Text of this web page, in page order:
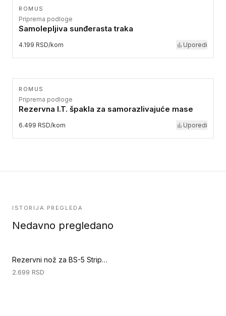
ROMUS
Priprema podloge
Samolepljiva sunđerasta traka
4.199 RSD/kom Uporedi
ROMUS
Priprema podloge
Rezervna I.T. špakla za samorazlivajuće mase
6.499 RSD/kom Uporedi
ISTORIJA PREGLEDA
Nedavno pregledano
Rezervni nož za BS-5 Striper - Rezervni nož 1 mm (Priprema podloge)
2.699 RSD